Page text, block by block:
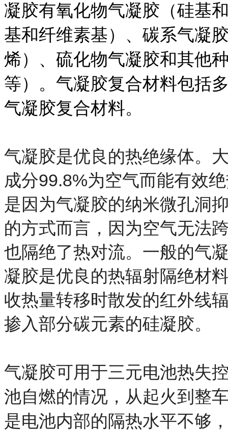
凝胶有氧化物气凝胶（硅基
基和纤维素基）、碳系气凝
烯）、硫化物气凝胶和其他
等）。气凝胶复合材料包括
气凝胶复合材料。
气凝胶是优良的热绝缘体。
成分99.8%为空气而能有效
是因为气凝胶的纳米微孔洞
的方式而言，因为空气无法
也隔绝了热对流。一般的气
凝胶是优良的热辐射隔绝材
收热量转移时散发的红外线
掺入部分碳元素的硅凝胶。
气凝胶可用于三元电池热失
池自燃的情况，从起火到整
是电池内部的隔热水平不够